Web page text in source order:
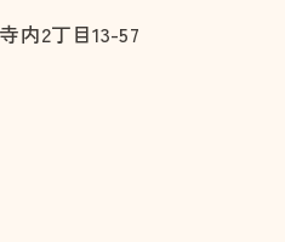
内2丁目13-57